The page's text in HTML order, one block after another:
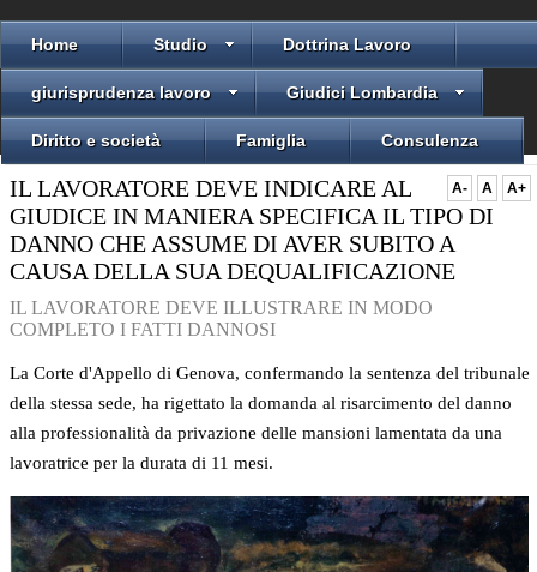
Home Studio Dottrina Lavoro
giurisprudenza lavoro Giudici Lombardia
Diritto e società Famiglia Consulenza
A- A A+
IL LAVORATORE DEVE INDICARE AL
GIUDICE IN MANIERA SPECIFICA IL TIPO DI
DANNO CHE ASSUME DI AVER SUBITO A
CAUSA DELLA SUA DEQUALIFICAZIONE
IL LAVORATORE DEVE ILLUSTRARE IN MODO
COMPLETO I FATTI DANNOSI
La Corte d'Appello di Genova, confermando la sentenza del tribunale
della stessa sede, ha rigettato la domanda al risarcimento del danno
alla professionalità da privazione delle mansioni lamentata da una
lavoratrice per la durata di 11 mesi.